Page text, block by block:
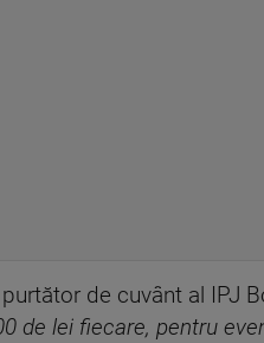
purtător de cuvânt al IPJ
de lei fiecare, pentru